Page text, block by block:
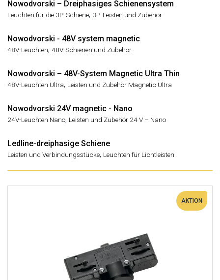
Nowodvorski – Dreiphasiges Schienensystem
Leuchten für die 3P-Schiene, 3P-Leisten und Zubehör
Nowodvorski - 48V system magnetic
48V-Leuchten, 48V-Schienen und Zubehör
Nowodvorski – 48V-System Magnetic Ultra Thin
48V-Leuchten Ultra, Leisten und Zubehör Magnetic Ultra
Nowodvorski 24V magnetic - Nano
24V-Leuchten Nano, Leisten und Zubehör 24 V – Nano
Ledline-dreiphasige Schiene
Leisten und Verbindungsstücke, Leuchten für Lichtleisten
AKTION